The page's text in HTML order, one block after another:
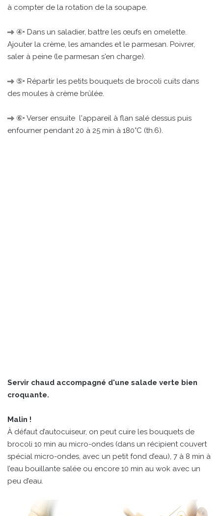
à compter de la rotation de la soupape.
④• Dans un saladier, battre les œufs en omelette.
Ajouter la crème, les amandes et le parmesan. Poivrer,
saler à peine (le parmesan s'en charge).
⑤• Répartir les petits bouquets de brocoli cuits dans
des moules à crème brûlée.
⑥• Verser ensuite l'appareil à flan salé dessus puis
enfourner pendant 20 à 25 min à 180°C (th.6).
Servir chaud accompagné d'une salade verte bien
croquante.
Malin !
À défaut d’autocuiseur, on peut cuire les bouquets de
brocoli 10 min au micro-ondes (dans un récipient couvert
spécial micro-ondes, avec un petit fond d’eau), 7 à 8 min à
l’eau bouillante salée ou encore 10 min au wok avec un
peu d’eau.